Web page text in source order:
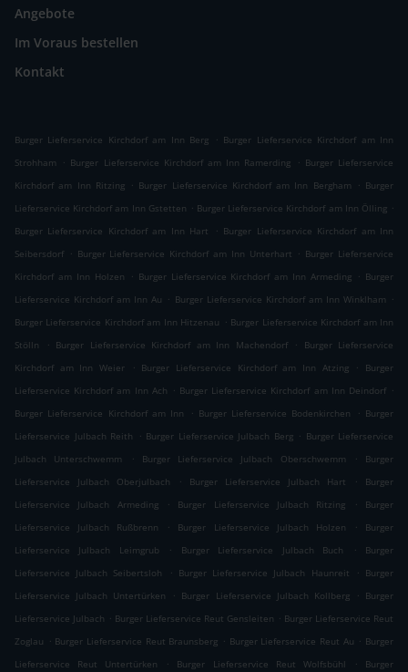
Angebote
Im Voraus bestellen
Kontakt
Burger Lieferservice Kirchdorf am Inn Berg . Burger Lieferservice Kirchdorf am Inn
Strohham
. Burger Lieferservice Kirchdorf am Inn Ramerding . Burger Lieferservice
Kirchdorf am Inn Ritzing . Burger Lieferservice Kirchdorf am Inn Bergham . Burger
Lieferservice Kirchdorf am Inn Gstetten . Burger Lieferservice Kirchdorf am Inn Ölling .
Burger Lieferservice Kirchdorf am Inn Hart
. Burger Lieferservice Kirchdorf am Inn
Seibersdorf . Burger Lieferservice Kirchdorf am Inn Unterhart . Burger Lieferservice
Kirchdorf am Inn Holzen
. Burger Lieferservice Kirchdorf am Inn Armeding . Burger
Lieferservice Kirchdorf am Inn Au . Burger Lieferservice Kirchdorf am Inn Winklham .
Burger Lieferservice Kirchdorf am Inn Hitzenau . Burger Lieferservice Kirchdorf am Inn
Stölln
. Burger Lieferservice Kirchdorf am Inn Machendorf .
Burger Lieferservice
Kirchdorf am Inn Weier
. Burger Lieferservice Kirchdorf am Inn Atzing .
Burger
Lieferservice Kirchdorf am Inn Ach . Burger Lieferservice Kirchdorf am Inn Deindorf .
Burger Lieferservice Kirchdorf am Inn
. Burger Lieferservice Bodenkirchen . Burger
Lieferservice Julbach Reith
. Burger Lieferservice Julbach Berg . Burger Lieferservice
Julbach Unterschwemm
. Burger Lieferservice Julbach Oberschwemm .
Burger
Lieferservice Julbach Oberjulbach
. Burger Lieferservice Julbach Hart .
Burger
Lieferservice Julbach Armeding
. Burger Lieferservice Julbach Ritzing .
Burger
Lieferservice Julbach Rußbrenn
. Burger Lieferservice Julbach Holzen .
Burger
Lieferservice Julbach Leimgrub
. Burger Lieferservice Julbach Buch .
Burger
Lieferservice Julbach Seibertsloh
. Burger Lieferservice Julbach Haunreit . Burger
Lieferservice Julbach Untertürken
. Burger Lieferservice Julbach Kollberg . Burger
Lieferservice Julbach . Burger Lieferservice Reut Gensleiten . Burger Lieferservice Reut
Zoglau . Burger Lieferservice Reut Braunsberg . Burger Lieferservice Reut Au . Burger
Lieferservice Reut Untertürken
. Burger Lieferservice Reut Wolfsbühl .
Burger